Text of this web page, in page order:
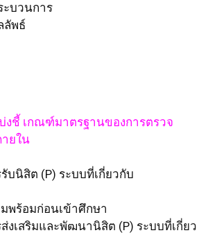
ะบวนการ
ลัพธ์
งชี้ เกณฑ์มาตรฐานของการตรวจ
ยใน
บนิสิต (P) ระบบที่เกี่ยวกับ
พร้อมก่อนเข้าศึกษา
งเสริมและพัฒนานิสิต (P) ระบบที่เกี่ยว